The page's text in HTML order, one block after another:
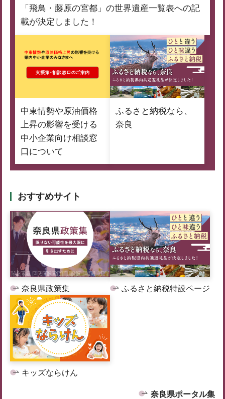
「飛鳥・藤原の宮都」の世界遺産一覧表への記
載が決定しました！
中東情勢や原油価格
上昇の影響を受ける
中小企業向け相談窓
口について
ふるさと納税なら、
奈良
おすすめサイト
奈良県政策集 ふるさと納税特設ページ
キッズならけん
奈良県ポータル集